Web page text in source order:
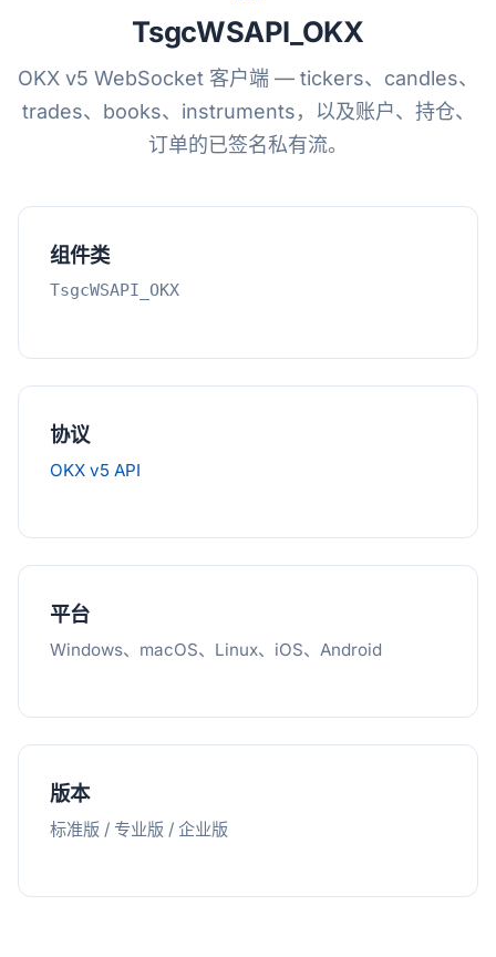
TsgcWSAPI_OKX
OKX v5 WebSocket 客户端 — tickers、candles、
trades、books、instruments，以及账户、持仓、
订单的已签名私有流。
组件类
TsgcWSAPI_OKX
协议
OKX v5 API
平台
Windows、macOS、Linux、iOS、Android
版本
标准版 / 专业版 / 企业版